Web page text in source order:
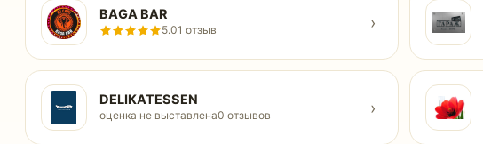
BAGA BAR
5.01 отзыв ›
DELIKATESSEN
оценка не выставлена0 отзывов ›